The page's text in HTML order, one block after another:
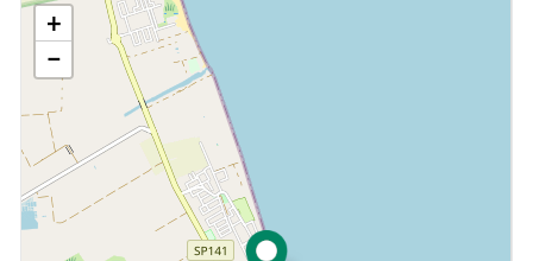
+
−